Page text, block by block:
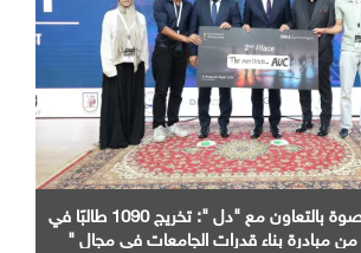
بحضور هندي وقنصوة بالتعاون مع "دل ": تخريج 1090 طالبًا في
من مبادرة بناء قدرات الجامعات في مجال "